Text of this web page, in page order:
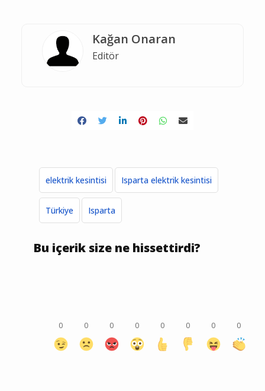
Kağan Onaran
Editör
elektrik kesintisi Isparta elektrik kesintisi
Türkiye Isparta
Bu içerik size ne hissettirdi?
0 0 0 0 0 0 0 0